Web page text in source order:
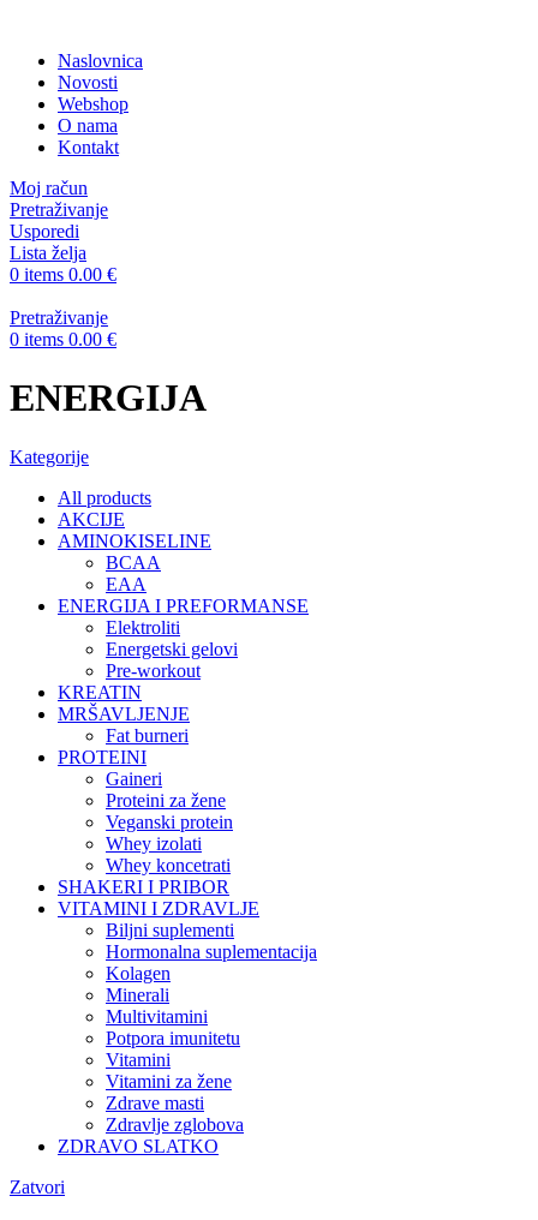
Naslovnica
Novosti
Webshop
O nama
Kontakt
Moj račun
Pretraživanje
Usporedi
Lista želja
0 items 0.00 €
Pretraživanje
0 items 0.00 €
ENERGIJA
Kategorije
All products
AKCIJE
AMINOKISELINE
BCAA
EAA
ENERGIJA I PREFORMANSE
Elektroliti
Energetski gelovi
Pre-workout
KREATIN
MRŠAVLJENJE
Fat burneri
PROTEINI
Gaineri
Proteini za žene
Veganski protein
Whey izolati
Whey koncetrati
SHAKERI I PRIBOR
VITAMINI I ZDRAVLJE
Biljni suplementi
Hormonalna suplementacija
Kolagen
Minerali
Multivitamini
Potpora imunitetu
Vitamini
Vitamini za žene
Zdrave masti
Zdravlje zglobova
ZDRAVO SLATKO
Zatvori